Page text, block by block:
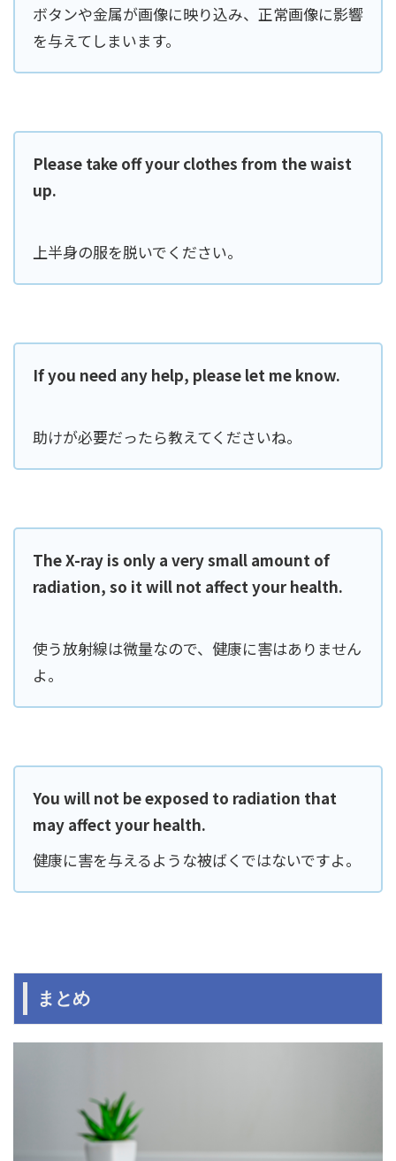
ボタンや金属が画像に映り込み、正常画像に影響
を与えてしまいます。
Please take off your clothes from the waist
up.
上半身の服を脱いでください。
If you need any help, please let me know.
助けが必要だったら教えてくださいね。
The X-ray is only a very small amount of
radiation, so it will not affect your health.
使う放射線は微量なので、健康に害はありません
よ。
You will not be exposed to radiation that
may affect your health.
健康に害を与えるような被ばくではないですよ。
まとめ